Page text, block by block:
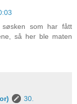
som har fått
så her ble maten
30.